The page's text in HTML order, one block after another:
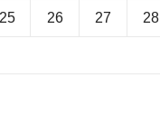
25 26 27 28